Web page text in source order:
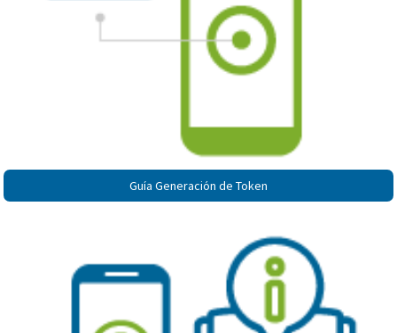
Guía Generación de Token